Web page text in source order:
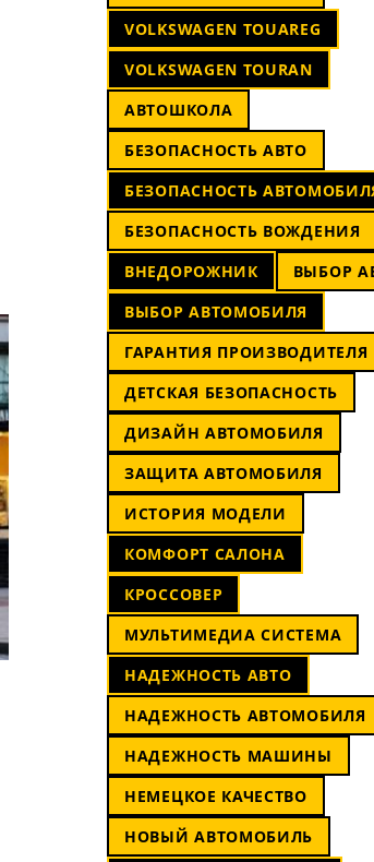
VOLKSWAGEN TOUAREG
VOLKSWAGEN TOURAN
АВТОШКОЛА
БЕЗОПАСНОСТЬ АВТО
БЕЗОПАСНОСТЬ
БЕЗОПАСНОСТЬ ВОЖДЕНИЯ
ВНЕДОРОЖНИК
ВЫБОР
ВЫБОР АВТОМОБИЛЯ
ГАРАНТИЯ ПРОИЗВОДИТЕЛЯ
ДЕТСКАЯ БЕЗОПАСНОСТЬ
ДИЗАЙН АВТОМОБИЛЯ
ЗАЩИТА АВТОМОБИЛЯ
ИСТОРИЯ МОДЕЛИ
КОМФОРТ САЛОНА
КРОССОВЕР
МУЛЬТИМЕДИА СИСТЕМА
НАДЕЖНОСТЬ АВТО
НАДЕЖНОСТЬ АВТОМОБИЛЯ
НАДЕЖНОСТЬ МАШИНЫ
НЕМЕЦКОЕ КАЧЕСТВО
НОВЫЙ АВТОМОБИЛЬ